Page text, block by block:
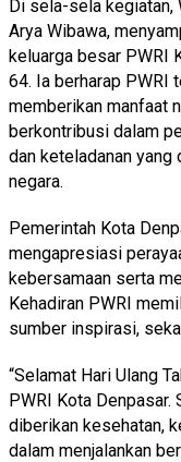
Di sela-sela kegiatan,
Arya Wibawa,
keluarga besar PWRI
64. Ia berharap PWRI
memberikan manfaat
berkontribusi dalam
dan keteladanan
negara.
Pemerintah Kota
mengapresiasi
kebersamaan serta
Kehadiran PWRI
sumber inspirasi,
“Selamat Hari Ulang
PWRI Kota
diberikan kesehatan,
dalam menjalankan